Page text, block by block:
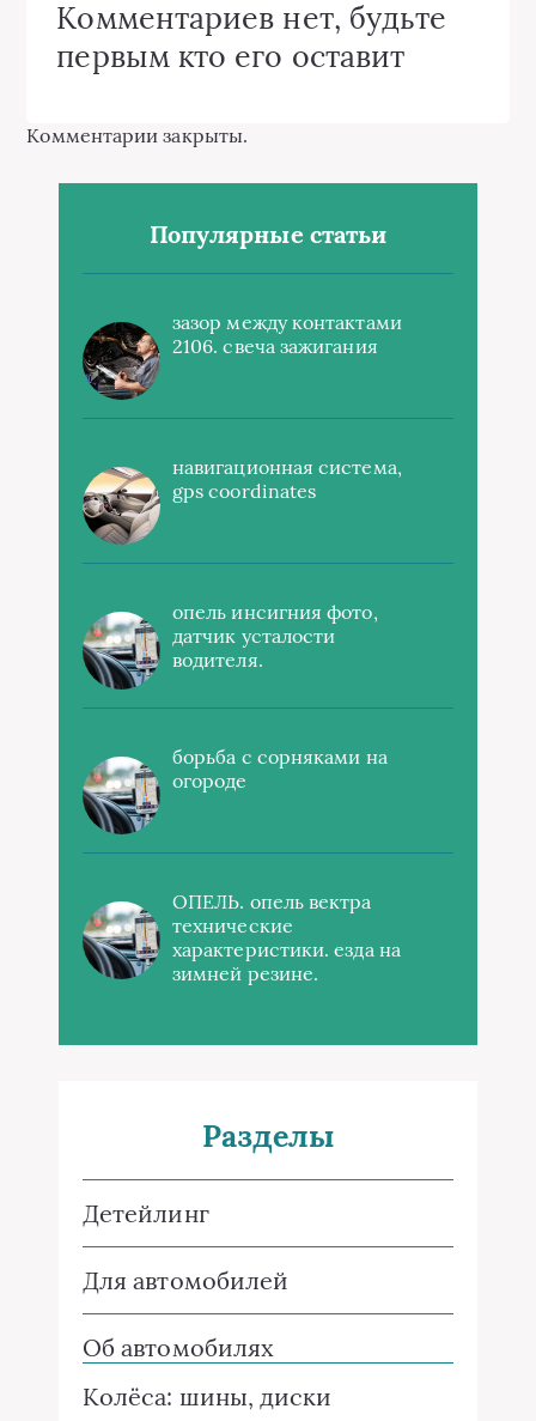
Комментариев нет, будьте
первым кто его оставит
Комментарии закрыты.
Популярные статьи
зазор между контактами
2106. свеча зажигания
навигационная система,
gps coordinates
опель инсигния фото,
датчик усталости
водителя.
борьба с сорняками на
огороде
ОПЕЛЬ. опель вектра
технические
характеристики. езда на
зимней резине.
Разделы
Детейлинг
Для автомобилей
Об автомобилях
Колёса: шины, диски